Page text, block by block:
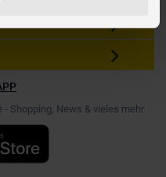
Shopping, News & vieles mehr